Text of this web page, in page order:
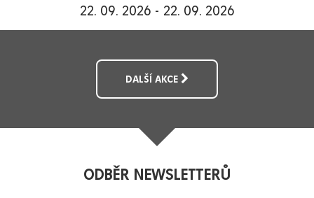
22. 09. 2026 - 22. 09. 2026
DALŠÍ AKCE
ODBĚR NEWSLETTERŮ